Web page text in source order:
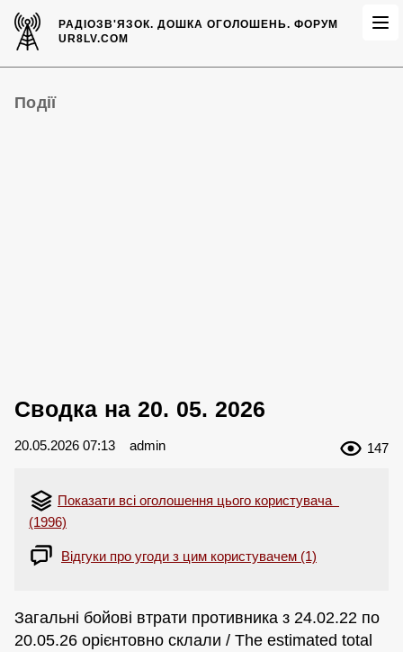
РАДІОЗВ'ЯЗОК.ДОШКА ОГОЛОШЕНЬ. ФОРУМ
UR8LV.COM
Події
Сводка на 20. 05. 2026
20.05.2026 07:13 admin 147
Показати всі оголошення цього користувача
(1996)
Відгуки про угоди з цим користувачем (1)
Загальні бойові втрати противника з 24.02.22 по
20.05.26 орієнтовно склали / The estimated total